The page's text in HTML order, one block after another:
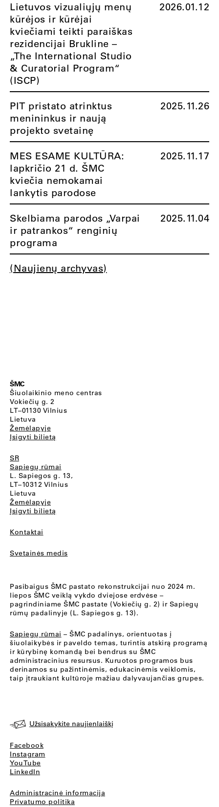
Lietuvos vizualiųjų menų
kūrėjos ir kūrėjai
kviečiami teikti paraiškas
rezidencijai Brukline –
„The International Studio
& Curatorial Program“
(ISCP)
2026.01.12
PIT pristato atrinktus
menininkus ir naują
projekto svetainę
2025.11.26
MES ESAME KULTŪRA:
lapkričio 21 d. ŠMC
kviečia nemokamai
lankytis parodose
2025.11.17
Skelbiama parodos „Varpai
ir patrankos“ renginių
programa
2025.11.04
(Naujienų archyvas)
ŠMC
Šiuolaikinio meno centras
Vokiečių g. 2
LT–01130 Vilnius
Lietuva
Žemėlapyje
Įsigyti bilietą
SR
Sapiegų rūmai
L. Sapiegos g. 13,
LT–10312 Vilnius
Lietuva
Žemėlapyje
Įsigyti bilietą
Kontaktai
Svetainės medis
Pasibaigus ŠMC pastato rekonstrukcijai nuo 2024 m.
liepos ŠMC veiklą vykdo dviejose erdvėse –
pagrindiniame ŠMC pastate (Vokiečių g. 2) ir Sapiegų
rūmų padalinyje (L. Sapiegos g. 13).
Sapiegų rūmai – ŠMC padalinys, orientuotas į
šiuolaikybės ir paveldo temas, turintis atskirą programą
ir kūrybinę komandą bei bendrus su ŠMC
administracinius resursus. Kuruotos programos bus
derinamos su pažintinėmis, edukacinėmis veiklomis,
taip įtraukiant kultūroje mažiau dalyvaujančias grupes.
Užsisakykite naujienlaiškį
Facebook
Instagram
YouTube
LinkedIn
Administracinė informacija
Privatumo politika